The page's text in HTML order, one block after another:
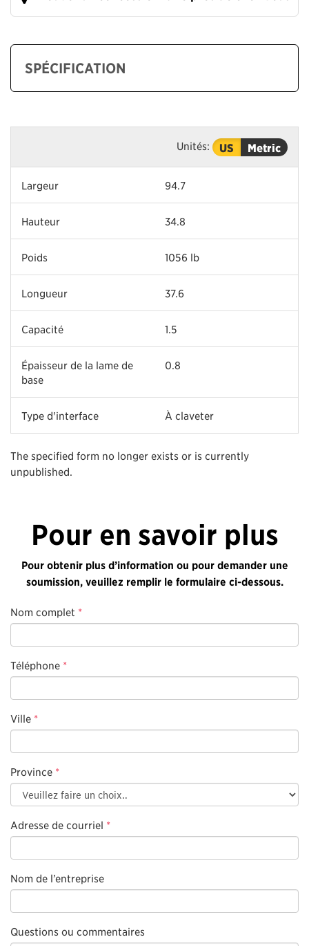
SPÉCIFICATION
Unités: US Metric
Largeur 94.7
Hauteur 34.8
Poids 1056 lb
Longueur 37.6
Capacité 1.5
Épaisseur de la lame de
base
0.8
Type d'interface À claveter
The specified form no longer exists or is currently
unpublished.
Pour en savoir plus
Pour obtenir plus d’information ou pour demander une
soumission, veuillez remplir le formulaire ci-dessous.
Nom complet *
Téléphone *
Ville *
Province *
Adresse de courriel *
Nom de l’entreprise
Questions ou commentaires